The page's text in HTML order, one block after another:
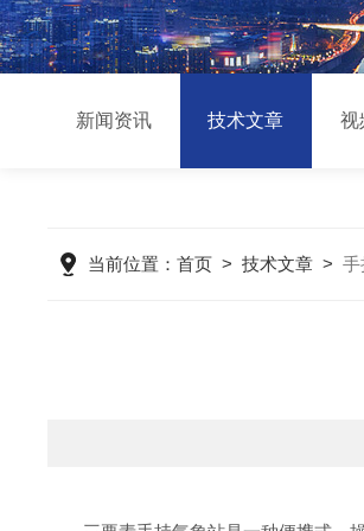
新闻资讯 技术文章 视
当前位置：首页 >技术文章 >手